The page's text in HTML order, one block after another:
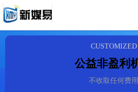
购物篮 [0] 我要代售
CUSTOMIZED
公益非盈利
不收取任何费用